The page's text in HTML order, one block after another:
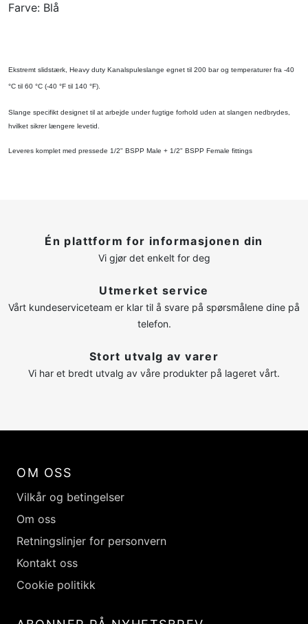
Farve: Blå
Ekstremt slidstærk, Heavy duty Kanalspuleslange egnet til 200 bar og temperaturer fra -40
°C til 60 °C (-40 °F til 140 °F).
Slange specifikt designet til at arbejde under fugtige forhold uden at slangen nedbrydes,
hvilket sikrer længere levetid.
Leveres komplet med pressede 1/2" BSPP Male + 1/2" BSPP Female fittings
Én plattform for informasjonen din
Vi gjør det enkelt for deg
Utmerket service
Vårt kundeserviceteam er klar til å svare på spørsmålene dine på
telefon.
Stort utvalg av varer
Vi har et bredt utvalg av våre produkter på lageret vårt.
OM OSS
Vilkår og betingelser
Om oss
Retningslinjer for personvern
Kontakt oss
Cookie politikk